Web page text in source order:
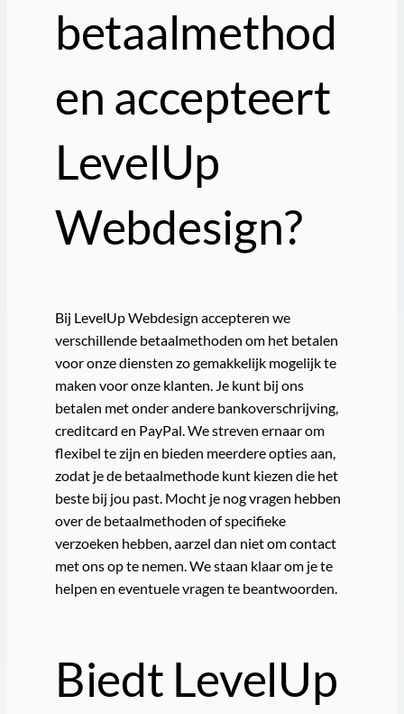
betaalmethod
en accepteert
LevelUp
Webdesign?
Bij LevelUp Webdesign accepteren we
verschillende betaalmethoden om het betalen
voor onze diensten zo gemakkelijk mogelijk te
maken voor onze klanten. Je kunt bij ons
betalen met onder andere bankoverschrijving,
creditcard en PayPal. We streven ernaar om
flexibel te zijn en bieden meerdere opties aan,
zodat je de betaalmethode kunt kiezen die het
beste bij jou past. Mocht je nog vragen hebben
over de betaalmethoden of specifieke
verzoeken hebben, aarzel dan niet om contact
met ons op te nemen. We staan klaar om je te
helpen en eventuele vragen te beantwoorden.
Biedt LevelUp